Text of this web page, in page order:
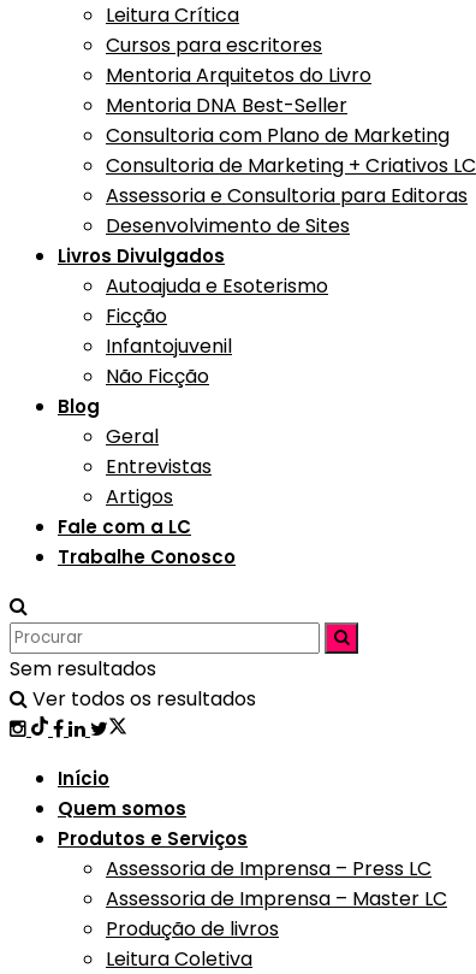
Leitura Crítica
Cursos para escritores
Mentoria Arquitetos do Livro
Mentoria DNA Best-Seller
Consultoria com Plano de Marketing
Consultoria de Marketing + Criativos LC
Assessoria e Consultoria para Editoras
Desenvolvimento de Sites
Livros Divulgados
Autoajuda e Esoterismo
Ficção
Infantojuvenil
Não Ficção
Blog
Geral
Entrevistas
Artigos
Fale com a LC
Trabalhe Conosco
Sem resultados
Ver todos os resultados
Início
Quem somos
Produtos e Serviços
Assessoria de Imprensa – Press LC
Assessoria de Imprensa – Master LC
Produção de livros
Leitura Coletiva